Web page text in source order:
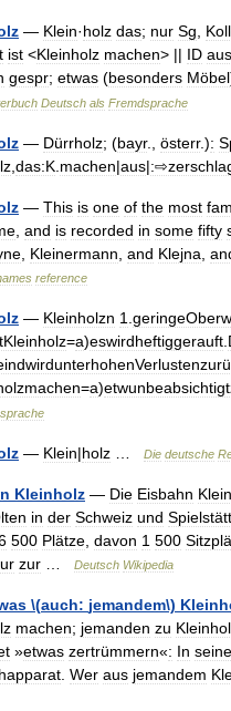
— Klein·holz das; nur Sg
ist <Kleinholz machen> || ID aus
gespr; etwas (besonders Möbel
Deutsch als Fremdsprache
— Dürrholz; (bayr., österr.):
das:K machen|aus|
— This is one of the most
and is recorded in some fifty
Kleinermann and Klejna
reference
— Kleinholzn 1
=a)eswirdheftiggerauft
=a)
— Klein|holz Die deutsche
Kleinholz — Die Eisbahn
in der Schweiz und
500 Plätze davon 1 500
zur Deutsch Wikipedia
\(auch: jemandem\)
machen; jemanden zu
»etwas zertrümmern«: In
Wer aus jemandem